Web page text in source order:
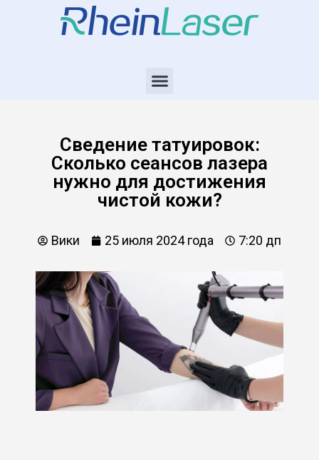
Сведение татуировок:
Сколько сеансов лазера
нужно для достижения
чистой кожи?
Вики 25 июля 2024 года 7:20 дп